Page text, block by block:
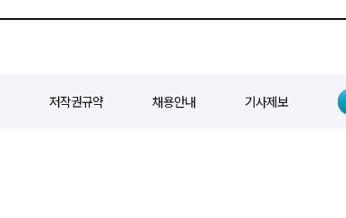
저작권규약 채용안내 기사제보